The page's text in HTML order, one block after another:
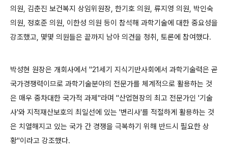
의원, 김춘진 보건복지 상임위원장, 한기호 의원, 류지영 의원, 박인숙
의원, 정호준 의원, 이한성 의원 등이 참석해 과학기술에 대한 중요성을
강조했고, 몇몇 의원들은 끝까지 남아 의견을 청취, 토론에 참여했다.
박성현 원장은 개회사에서 "21세기 지식기반사회에서 과학기술력은 곧
국가경쟁력이므로 과학기술분야의 전문가를 체계적으로 활용하는 것
은 매우 중차대한 국가적 과제"라며 "산업현장의 최고 전문가인 '기술
사'와 지적재산보호의 최일선에 있는 '변리사'를 적절하게 활용하는 것
은 치열해지고 있는 국가 간 경쟁을 극복하기 위해 반드시 필요한 상
황"이라고 강조했다.